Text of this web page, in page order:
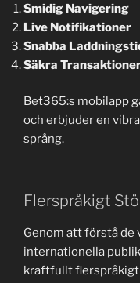
Smidig Navigering
Live Notifikationer
Snabba
Säkra
Bet365:s mobilapp
och erbjuder en
språng.
Flerspråkigt
Genom att förstå de
internationella
kraftfullt